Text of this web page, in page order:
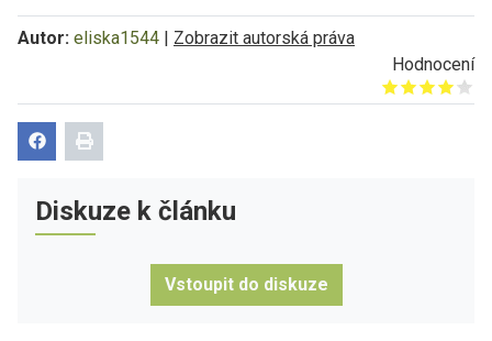
Autor: eliska1544 | Zobrazit autorská práva
Hodnocení
Give it 1/5
Give it 2/5
Give it 3/5
Give it 4/5
Give it 5/5
Diskuze k článku
Vstoupit do diskuze